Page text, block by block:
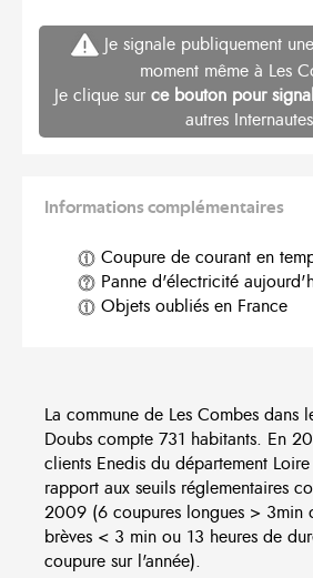
Je signale publiquement
moment même à Les
Je clique sur ce bouton pour
autres Internautes
Informations complémentaires
Coupure de courant en
Panne d'électricité
Objets oubliés en France
La commune de Les Combes dans
Doubs compte 731 habitants. En
clients Enedis du département
rapport aux seuils réglementaires
2009 (6 coupures longues > 3min
brèves < 3 min ou 13 heures de
coupure sur l'année).